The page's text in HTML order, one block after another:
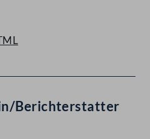
Berichterstatter